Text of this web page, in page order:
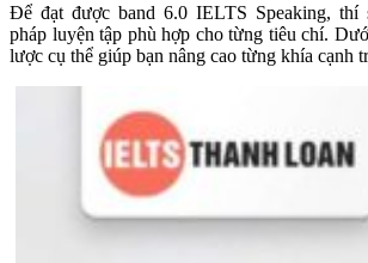
Để đạt được band 6.0 IELTS Speaking, thí
pháp luyện tập phù hợp cho từng tiêu chí.
lược cụ thể giúp bạn nâng cao từng khía cạnh